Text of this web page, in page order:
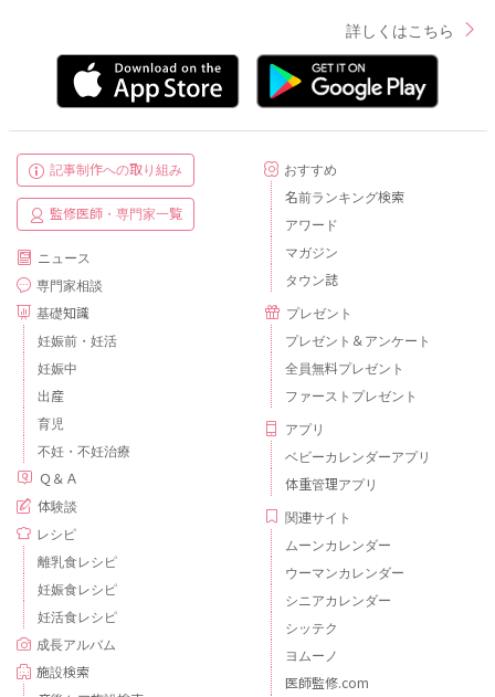
詳しくはこちら
記事制作への取り組み
監修医師・専門家一覧
ニュース
専門家相談
基礎知識
妊娠前・妊活
妊娠中
出産
育児
不妊・不妊治療
Ｑ＆Ａ
体験談
レシピ
離乳食レシピ
妊娠食レシピ
妊活食レシピ
成長アルバム
施設検索
おすすめ
名前ランキング検索
アワード
マガジン
タウン誌
プレゼント
プレゼント＆アンケート
全員無料プレゼント
ファーストプレゼント
アプリ
ベビーカレンダーアプリ
体重管理アプリ
関連サイト
ムーンカレンダー
ウーマンカレンダー
シニアカレンダー
シッテク
ヨムーノ
医師監修.com